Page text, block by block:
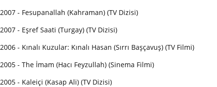
2007 - Fesupanallah (Kahraman) (TV Dizisi)
2007 - Eşref Saati (Turgay) (TV Dizisi)
2006 - Kınalı Kuzular: Kınalı Hasan (Sırrı Başçavuş) (TV Filmi)
2005 - The İmam (Hacı Feyzullah) (Sinema Filmi)
2005 - Kaleiçi (Kasap Ali) (TV Dizisi)